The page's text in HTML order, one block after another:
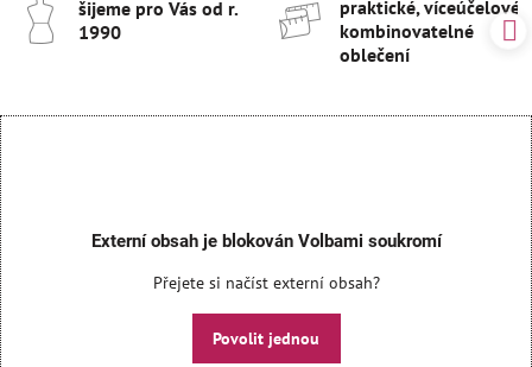
šijeme pro Vás od r​.
1990
praktické, víceúčelové
kombinovatelné
oblečení
Externí obsah je blokován Volbami soukromí
Přejete si načíst externí obsah?
Povolit jednou